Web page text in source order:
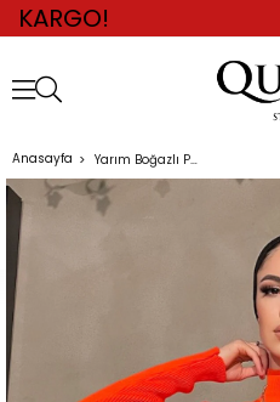
Anasayfa Yarım Boğazlı Panço Kazak TURUNCU